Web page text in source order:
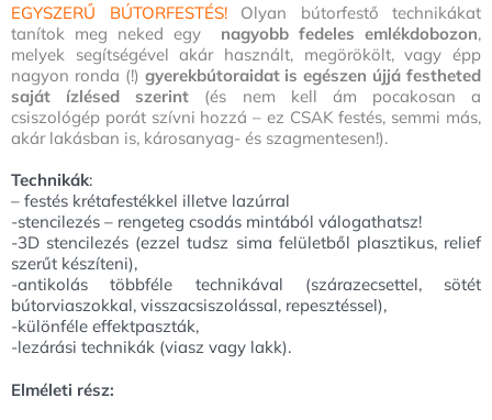
EGYSZERŰ BÚTORFESTÉS!Olyan bútorfestő technikákat
tanítok meg neked egy nagyobb fedeles emlékdobozon,
melyek segítségével akár használt, megörökölt, vagy épp
nagyon ronda (!) gyerekbútoraidat is egészen újjá festheted
saját ízlésed szerint (és nem kell ám pocakosan a
csiszológép porát szívni hozzá – ez CSAK festés, semmi más,
akár lakásban is, károsanyag- és szagmentesen!).
Technikák:
– festés krétafestékkel illetve lazúrral
-stencilezés – rengeteg csodás mintából válogathatsz!
-3D stencilezés (ezzel tudsz sima felületből plasztikus, relief
szerűt készíteni),
-antikolás többféle technikával (szárazecsettel, sötét
bútorviaszokkal, visszacsiszolással, repesztéssel),
-különféle effektpaszták,
-lezárási technikák (viasz vagy lakk).
Elméleti rész: